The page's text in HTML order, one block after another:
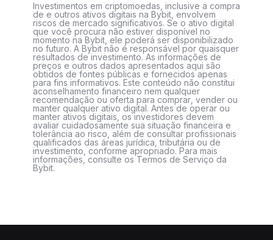
Investimentos em criptomoedas, inclusive a compra
de e outros ativos digitais na Bybit, envolvem
riscos de mercado significativos. Se o ativo digital
que você procura não estiver disponível no
momento na Bybit, ele poderá ser disponibilizado
no futuro. A Bybit não é responsável por quaisquer
resultados de investimento. As informações de
preços e outros dados apresentados aqui são
obtidos de fontes públicas e fornecidos apenas
para fins informativos. Este conteúdo não constitui
aconselhamento financeiro nem qualquer
recomendação ou oferta para comprar, vender ou
manter qualquer ativo digital. Antes de operar ou
manter ativos digitais, os investidores devem
avaliar cuidadosamente sua situação financeira e
tolerância ao risco, além de consultar profissionais
qualificados das áreas jurídica, tributária ou de
investimento, conforme apropriado. Para mais
informações, consulte os Termos de Serviço da
Bybit.